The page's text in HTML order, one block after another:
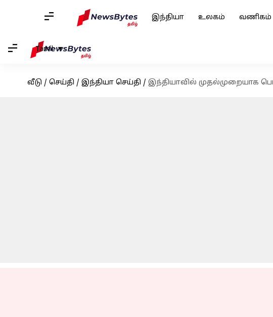
இந்தியா உலகம் வணிகம்
Tamil
வீடு / செய்தி / இந்தியா செய்தி / இந்தியாவில் முதல்முறையாக